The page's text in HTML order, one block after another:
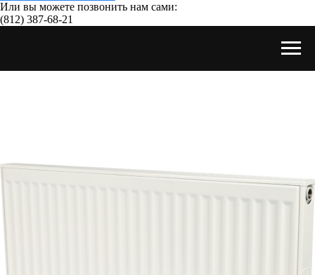
Или вы можете позвонить нам сами:
(812) 387-68-21